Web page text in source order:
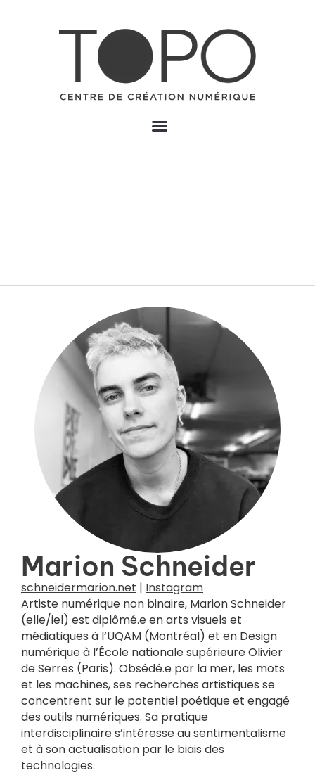
Marion Schneider
schneidermarion.net | Instagram
Artiste numérique non binaire, Marion Schneider
(elle/iel) est diplômé.e en arts visuels et
médiatiques à l‘UQAM (Montréal) et en Design
numérique à l’École nationale supérieure Olivier
de Serres (Paris). Obsédé.e par la mer, les mots
et les machines, ses recherches artistiques se
concentrent sur le potentiel poétique et engagé
des outils numériques. Sa pratique
interdisciplinaire s’intéresse au sentimentalisme
et à son actualisation par le biais des
technologies.